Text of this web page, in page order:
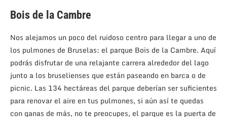
Bois de la Cambre
Nos alejamos un poco del ruidoso centro para llegar a uno de
los pulmones de Bruselas: el parque Bois de la Cambre. Aquí
podrás disfrutar de una relajante carrera alrededor del lago
junto a los bruselienses que están paseando en barca o de
picnic. Las 134 hectáreas del parque deberían ser suficientes
para renovar el aire en tus pulmones, si aún así te quedas
con ganas de más, no te preocupes, el parque es la puerta de